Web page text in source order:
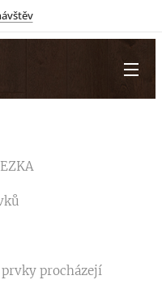
procházejí